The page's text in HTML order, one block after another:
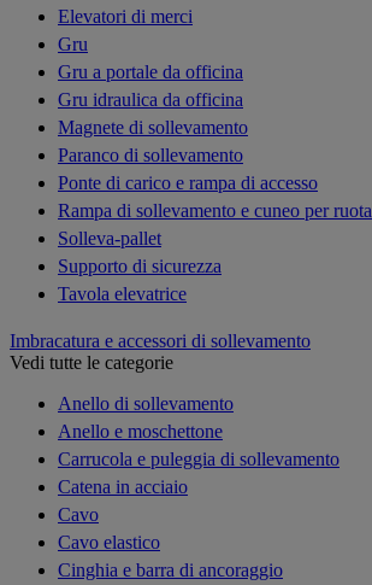
Elevatori di merci
Gru
Gru a portale da officina
Gru idraulica da officina
Magnete di sollevamento
Paranco di sollevamento
Ponte di carico e rampa di accesso
Rampa di sollevamento e cuneo per ruota
Solleva-pallet
Supporto di sicurezza
Tavola elevatrice
Imbracatura e accessori di sollevamento
Vedi tutte le categorie
Anello di sollevamento
Anello e moschettone
Carrucola e puleggia di sollevamento
Catena in acciaio
Cavo
Cavo elastico
Cinghia e barra di ancoraggio